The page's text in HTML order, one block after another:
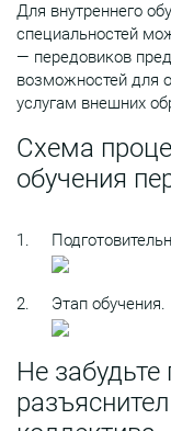
Для внутреннего
специальностей
— передовиков
возможностей для
услугам внешних
Схема
обучения
Этап обучения.
Не забудьте